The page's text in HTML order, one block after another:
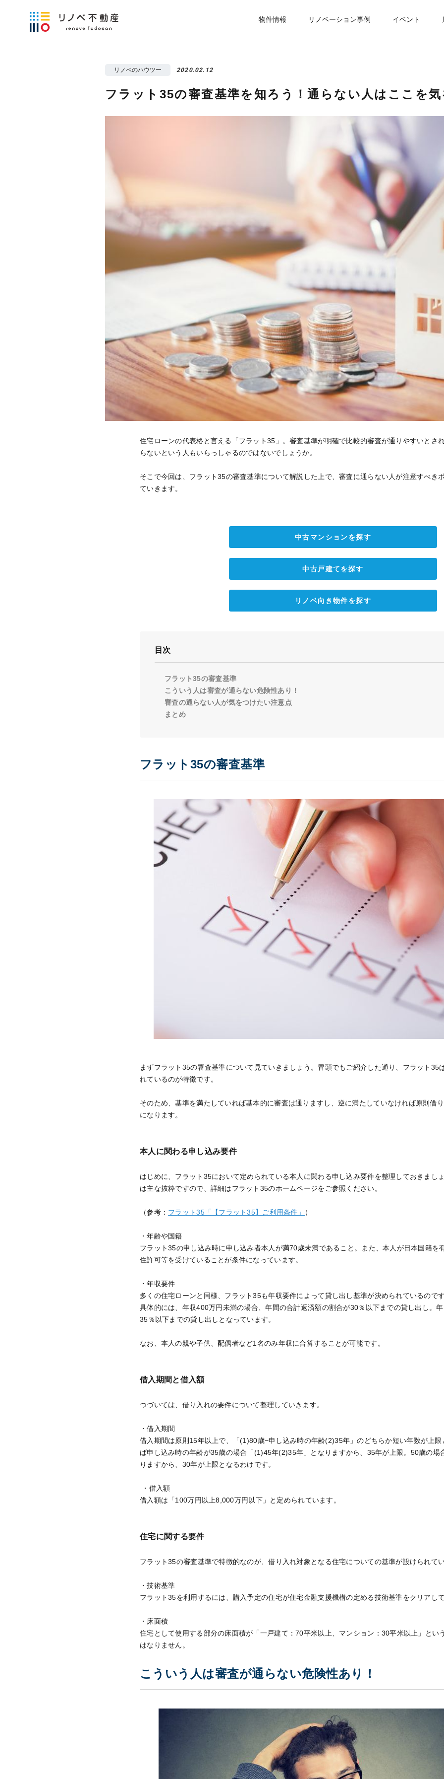
物件情報 リノベーション事例 イベント
リノベのハウツー 2020.02.12
フラット35の審査基準を知ろう！通らない人はここを気
住宅ローンの代表格と言える「フラット35」。審査基準が明確で比較的審査が通りやすいとさ
らないという人もいらっしゃるのではないでしょうか。
そこで今回は、フラット35の審査基準について解説した上で、審査に通らない人が注意すべき
ていきます。
中古マンションを探す
中古戸建てを探す
リノベ向き物件を探す
目次
フラット35の審査基準
こういう人は審査が通らない危険性あり！
審査の通らない人が気をつけたい注意点
まとめ
フラット35の審査基準
まずフラット35の審査基準について見ていきましょう。冒頭でもご紹介した通り、フラット35
れているのが特徴です。
そのため、基準を満たしていれば基本的に審査は通りますし、逆に満たしていなければ原則借
になります。
本人に関わる申し込み要件
はじめに、フラット35において定められている本人に関わる申し込み要件を整理しておきまし
は主な抜粋ですので、詳細はフラット35のホームページをご参照ください。
（参考： フラット35「【フラット35】ご利用条件」 ）
・年齢や国籍
フラット35の申し込み時に申し込み者本人が満70歳未満であること。また、本人が日本国籍を
住許可等を受けていることが条件になっています。
・年収要件
多くの住宅ローンと同様、フラット35も年収要件によって貸し出し基準が決められているのです
具体的には、年収400万円未満の場合、年間の合計返済額の割合が30％以下までの貸し出し。
35％以下までの貸し出しとなっています。
なお、本人の親や子供、配偶者など1名のみ年収に合算することが可能です。
借入期間と借入額
つづいては、借り入れの要件について整理していきます。
・借入期間
借入期間は原則15年以上で、「(1)80歳−申し込み時の年齢(2)35年」のどちらか短い年数が上限
ば申し込み時の年齢が35歳の場合「(1)45年(2)35年」となりますから、35年が上限。50歳の場
りますから、30年が上限となるわけです。
・借入額
借入額は「100万円以上8,000万円以下」と定められています。
住宅に関する要件
フラット35の審査基準で特徴的なのが、借り入れ対象となる住宅についての基準が設けられてい
・技術基準
フラット35を利用するには、購入予定の住宅が住宅金融支援機構の定める技術基準をクリアし
・床面積
住宅として使用する部分の床面積が「一戸建て：70平米以上、マンション：30平米以上」とい
はなりません。
こういう人は審査が通らない危険性あり！